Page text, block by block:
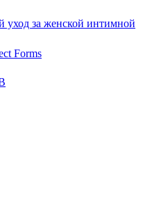
уход за женской интимной
Forms